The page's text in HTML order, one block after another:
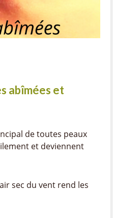
abîmées et
de toutes peaux
et deviennent
sec du vent rend les